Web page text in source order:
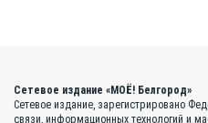
Сетевое издание «МОЁ! Белгород»
Сетевое издание, зарегистрировано
связи, информационных технологий и